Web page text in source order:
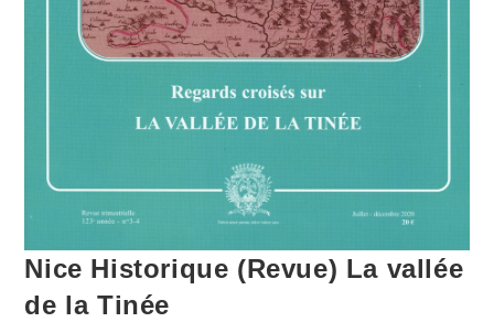
Nice Historique (Revue) La vallée
de la Tinée